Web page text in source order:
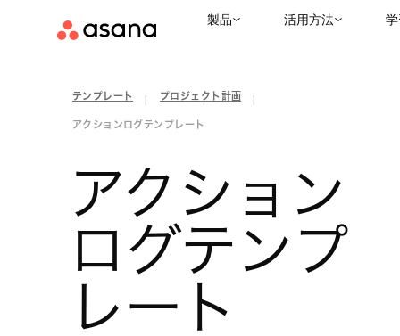
製品 活用方法
テンプレート プロジェクト計画
アクションログテンプレート
アクション
ログテンプ
レート